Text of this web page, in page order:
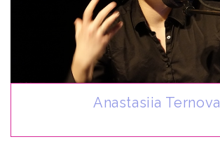
Anastasiia Ternova